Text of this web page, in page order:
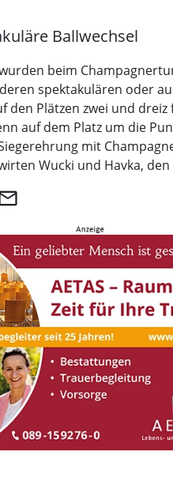
Ballwechsel
beim
spektakulären oder
den Plätzen zwei und
auf dem Platz um die
mit
Wucki und Havka,